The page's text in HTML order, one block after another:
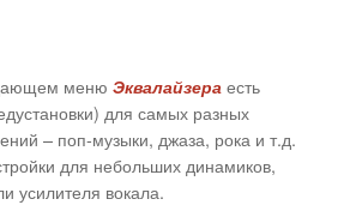
меню Эквалайзера есть
для самых разных
– поп-музыки, джаза, рока и т.д.
для небольших динамиков,
усилителя вокала.